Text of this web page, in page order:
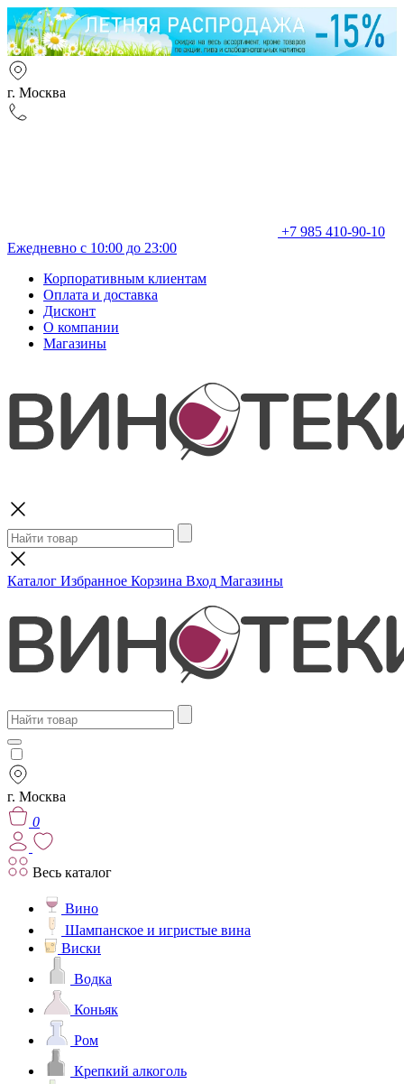
г. Москва
+7 985 410-90-10
Ежедневно с 10:00 до 23:00
Корпоративным клиентам
Оплата и доставка
Дисконт
О компании
Магазины
Каталог Избранное Корзина Вход Магазины
г. Москва
0
Весь каталог
Вино
Шампанское и игристые вина
Виски
Водка
Коньяк
Ром
Крепкий алкоголь